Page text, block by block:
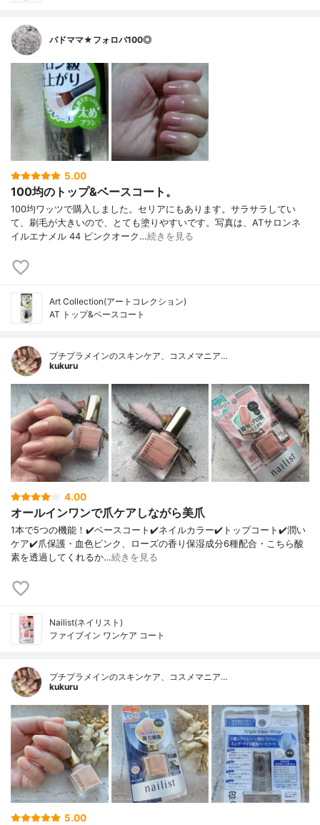
バドママ★フォロバ100◎
5.00
100均のトップ&ベースコート。
100均ワッツで購入しました。セリアにもあります。サラサラしてい
て、刷毛が大きいので、とても塗りやすいです。写真は、ATサロンネ
イルエナメル 44 ピンクオーク…続きを見る
Art Collection(アートコレクション)
AT トップ&ベースコート
プチプラメインのスキンケア、コスメマニア…
kukuru
4.00
オールインワンで爪ケアしながら美爪
1本で5つの機能！✔️ベースコート✔️ネイルカラー✔️トップコート✔️潤い
ケア✔️爪保護・血色ピンク、ローズの香り保湿成分6種配合・こちら酸
素を透過してくれるか…続きを見る
Nailist(ネイリスト)
ファイブイン ワンケア コート
プチプラメインのスキンケア、コスメマニア…
kukuru
5.00